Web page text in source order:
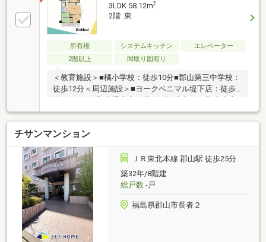
3LDK 58.12m2
2階 東
所有権 システムキッチン
エレベーター
2階以上
間取り図有り
＜教育施設＞■橘小学校：徒歩10分■郡山第三中学校：
徒歩12分＜周辺施設＞■ヨークベニマル堤下店：徒歩7
店：徒歩2分■すみこしこどもクリニック：徒歩3分現
況でのお引渡しとなります。現況をよくご確認の上ご
検討ください。
チサンマンション
ＪＲ東北本線 郡山駅 徒歩25分
築32年/8階建
総戸数-戸
福島県郡山市長者２